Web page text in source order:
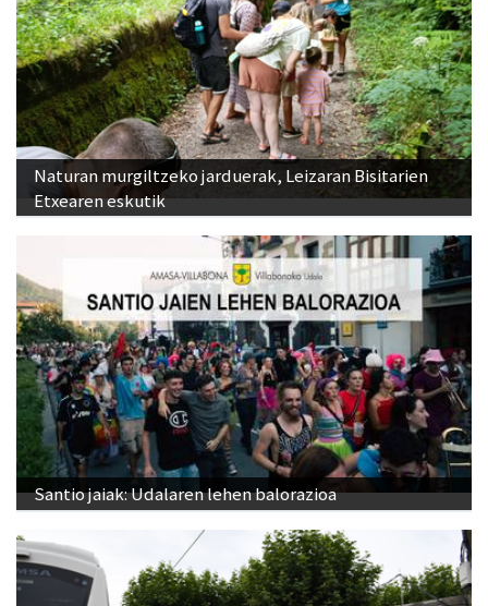
Naturan murgiltzeko jarduerak, Leizaran Bisitarien
Etxearen eskutik
Santio jaiak: Udalaren lehen balorazioa